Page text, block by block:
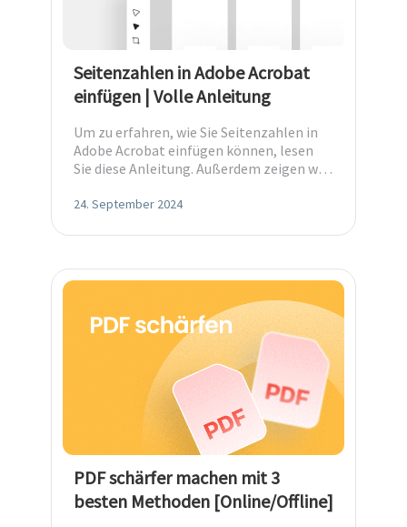
Seitenzahlen in Adobe Acrobat
einfügen | Volle Anleitung
Um zu erfahren, wie Sie Seitenzahlen in
Adobe Acrobat einfügen können, lesen
Sie diese Anleitung. Außerdem zeigen wir
24. September 2024
PDF schärfer machen mit 3
besten Methoden [Online/Offline]